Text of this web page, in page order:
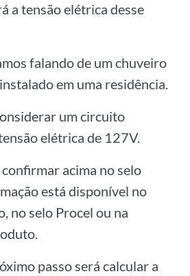
a tensão elétrica desse
falando de um chuveiro
em uma residência.
um circuito
elétrica de 127V.
acima no selo
está disponível no
no selo Procel ou na
passo será calcular a